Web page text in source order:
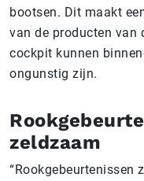
bootsen. Dit maakt
van de producten van
cockpit kunnen
ongunstig zijn.
zeldzaam
“Rookgebeurtenissen